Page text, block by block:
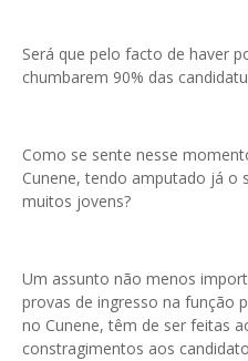
Será que pelo facto de haver
chumbarem 90% das
Como se sente nesse
Cunene, tendo amputado já o
muitos jovens?
Um assunto não menos
provas de ingresso na função
no Cunene, têm de ser feitas
constragimentos aos